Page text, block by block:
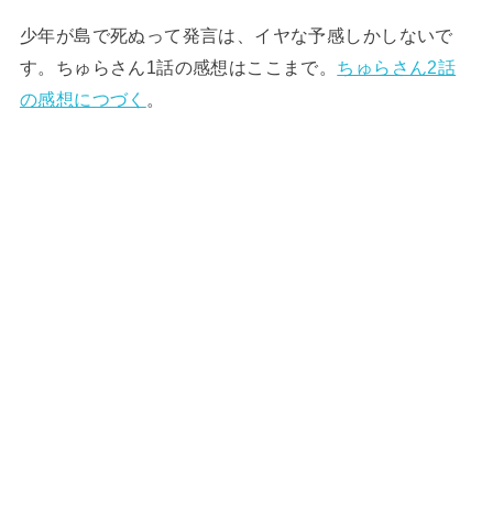
少年が島で死ぬって発言は、イヤな予感しかしないで
す。ちゅらさん1話の感想はここまで。 ちゅらさん2話
の感想につづく 。